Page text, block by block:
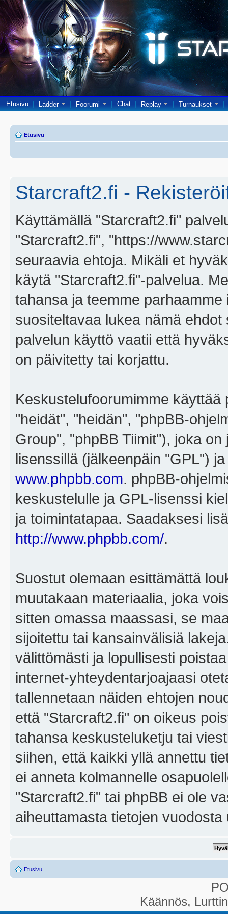
Etusivu Ladder Foorumi Chat Replay Turnaukset
Etusivu
Starcraft2.fi -
Käyttämällä "Starcraft2.fi"
"Starcraft2.fi", "https://
seuraavia ehtoja. Mikäli et
käytä "Starcraft2.fi"-palvelua.
tahansa ja teemme
suositeltavaa lukea nämä
palvelun käyttö vaatii että
on päivitetty tai korjattu.
Keskustelufoorumimme
"heidät", "heidän", "phpBB-
Group", "phpBB Tiimit"), joka on
lisenssillä (jälkeenpäin "GPL")
www.phpbb.com. phpBB-
keskustelulle ja GPL-lisenssi
ja toimintatapaa. Saadaksesi
http://www.phpbb.com/.
Suostut olemaan esittämättä
muutakaan materiaalia, joka
sitten omassa maassasi, se
sijoitettu tai kansainvälisiä
välittömästi ja lopullisesti
internet-yhteydentarjoajaasi
tallennetaan näiden ehtojen
että "Starcraft2.fi" on oikeus
tahansa keskusteluketju tai
siihen, että kaikki yllä annettu
ei anneta kolmannelle
"Starcraft2.fi" tai phpBB ei ole
aiheuttamasta tietojen
Etusivu
Käännös,